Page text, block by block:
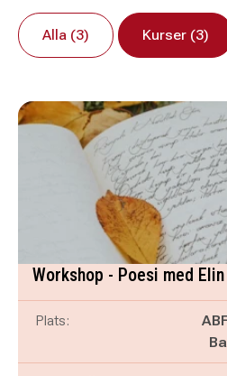
Alla (3) Kurser (3)
Workshop - Poesi med Elin
Plats: